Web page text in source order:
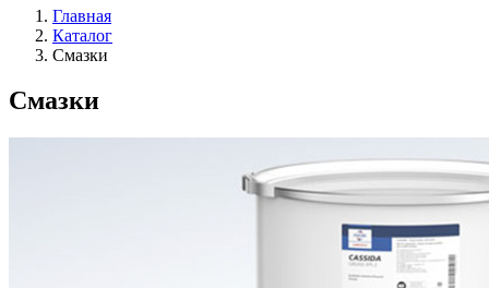
Главная
Каталог
Смазки
Смазки